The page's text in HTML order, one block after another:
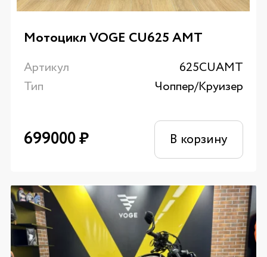
Мотоцикл VOGE CU625 AMT
Артикул
625CUAMT
Тип
Чоппер/Круизер
699000₽ В корзину